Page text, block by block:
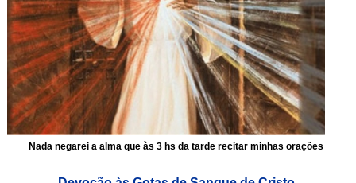
Nada negarei a alma que às 3 hs da tarde recitar minhas orações